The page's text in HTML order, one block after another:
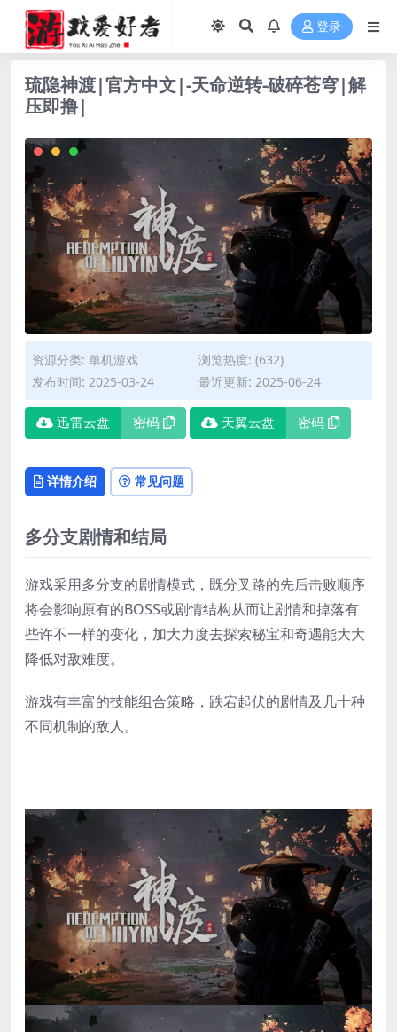
登录
琉隐神渡|官方中文|-天命逆转-破碎苍穹|解
压即撸|
资源分类: 单机游戏
浏览热度: (632)
发布时间: 2025-03-24
最近更新: 2025-06-24
迅雷云盘 密码 天翼云盘 密码
详情介绍 常见问题
多分支剧情和结局
游戏采用多分支的剧情模式，既分叉路的先后击败顺序
将会影响原有的BOSS或剧情结构从而让剧情和掉落有
些许不一样的变化，加大力度去探索秘宝和奇遇能大大
降低对敌难度。
游戏有丰富的技能组合策略，跌宕起伏的剧情及几十种
不同机制的敌人。